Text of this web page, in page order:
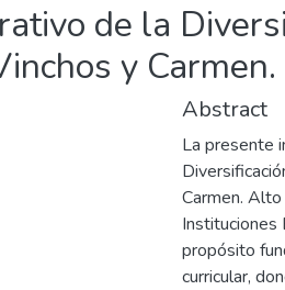
de la
y
Abstract
La presente
Carmen.
Instituciones
propósito
curricular,